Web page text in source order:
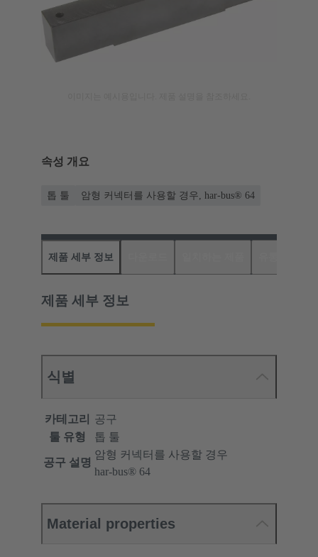
속성 개요
톱 툴 암형 커넥터를 사용할 경우, har-bus® 64
제품 세부 정보
제품 세부 정보
식별
카테고리
공구
툴 유형
톱 툴
공구 설명
암형 커넥터를 사용할 경우
har-bus® 64
Material properties